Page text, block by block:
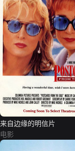
来自边缘的明信片
电影